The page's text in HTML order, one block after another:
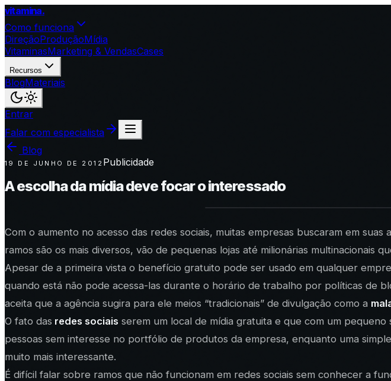
vitamina.
Como funciona
DireçãoProduçãoMídia
VitaminasMarketing & VendasCases
Recursos
BlogMateriais
Entrar
Falar com especialista
Blog
19 DE JUNHO DE 2012 Publicidade
A escolha da mídia deve focar o interessado
Com o aumento no acesso das redes sociais, muitas empresas buscaram em
ramos são os mais diversos, vão de pequenas lojas até milionárias multinacionais
Apesar de a primeira vista o benefício gratuito pode ser usado em qualquer
quando está não pode acessa-las durante o horário de trabalho por políticas de
aceita que a agência sugira para ele meios “tradicionais” de divulgação como a
O fato das redes sociais serem um local de mídia gratuita e que com um
pessoas sem interesse no portfólio de produtos da empresa, enquanto uma
muito mais interessante.
É difícil falar sobre ramos que não funcionam em redes sociais sem conhecer a